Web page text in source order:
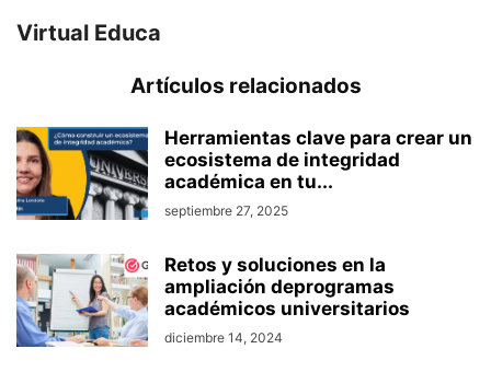
Virtual Educa
Artículos relacionados
Herramientas clave para crear un
ecosistema de integridad
académica en tu...
septiembre 27, 2025
Retos y soluciones en la
ampliación deprogramas
académicos universitarios
diciembre 14, 2024